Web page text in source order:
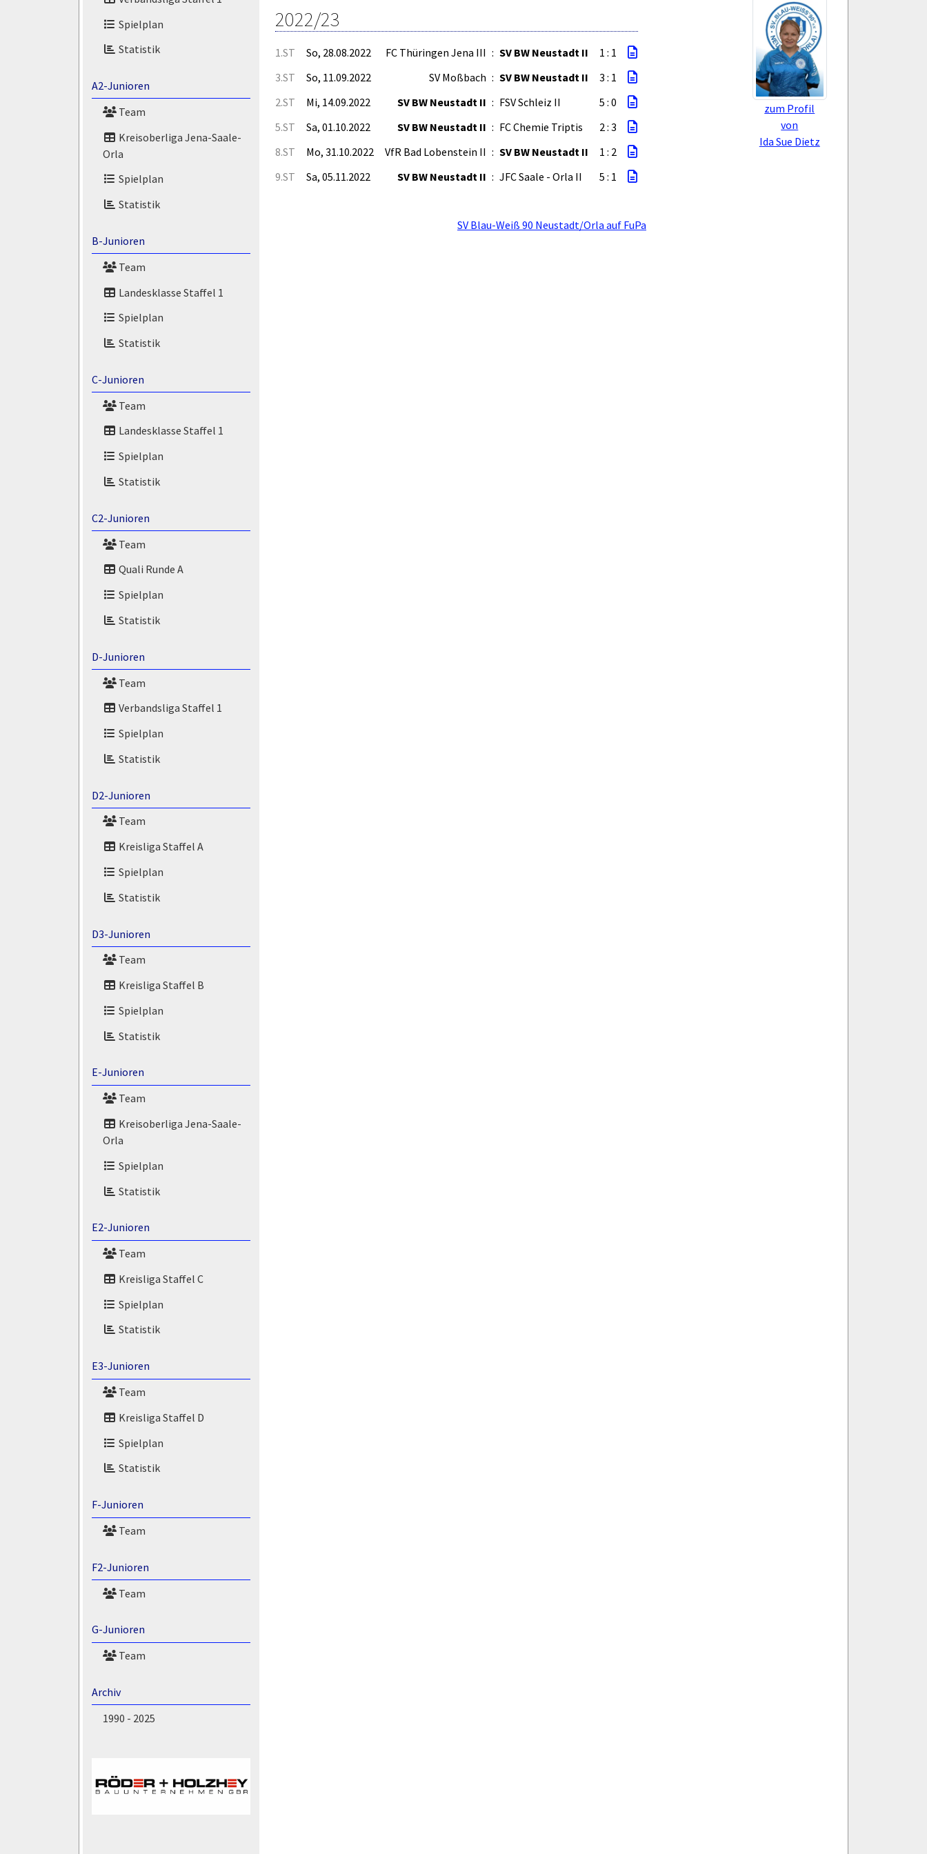
Spielplan
Statistik
A2-Junioren
Team
Kreisoberliga Jena-Saale-
Orla
Spielplan
Statistik
B-Junioren
Team
Landesklasse Staffel 1
Spielplan
Statistik
C-Junioren
Team
Landesklasse Staffel 1
Spielplan
Statistik
C2-Junioren
Team
Quali Runde A
Spielplan
Statistik
D-Junioren
Team
Verbandsliga Staffel 1
Spielplan
Statistik
D2-Junioren
Team
Kreisliga Staffel A
Spielplan
Statistik
D3-Junioren
Team
Kreisliga Staffel B
Spielplan
Statistik
E-Junioren
Team
Kreisoberliga Jena-Saale-
Orla
Spielplan
Statistik
E2-Junioren
Team
Kreisliga Staffel C
Spielplan
Statistik
E3-Junioren
Team
Kreisliga Staffel D
Spielplan
Statistik
F-Junioren
Team
F2-Junioren
Team
G-Junioren
Team
Archiv
1990 - 2025
zum Profil
von
Ida Sue Dietz
2022/23
1.ST So, 28.08.2022 FC Thüringen Jena III : SV BW Neustadt II
1 : 1
3.ST
So, 11.09.2022 SV Moßbach : SV BW Neustadt II
3 : 1
2.ST
Mi, 14.09.2022 SV BW Neustadt II : FSV Schleiz II
5 : 0
5.ST
Sa, 01.10.2022 SV BW Neustadt II : FC Chemie Triptis
2 : 3
8.ST
Mo, 31.10.2022 VfR Bad Lobenstein II : SV BW Neustadt II
1 : 2
9.ST
Sa, 05.11.2022 SV BW Neustadt II : JFC Saale - Orla II 5 : 1
SV Blau-Weiß 90 Neustadt/Orla auf FuPa